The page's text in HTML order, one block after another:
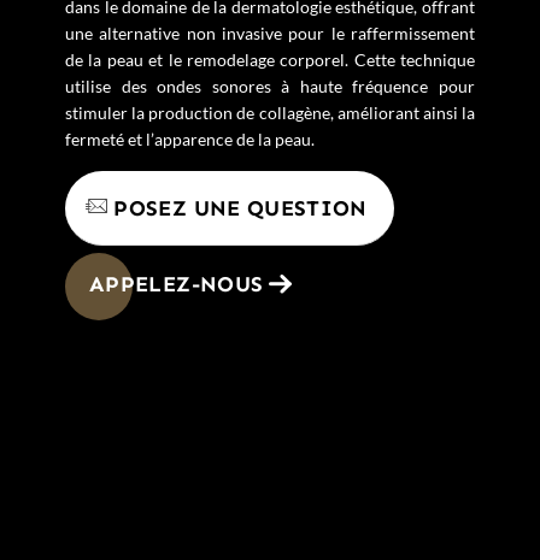
dans le domaine de la dermatologie esthétique, offrant
une alternative non invasive pour le raffermissement
de la peau et le remodelage corporel. Cette technique
utilise des ondes sonores à haute fréquence pour
stimuler la production de collagène, améliorant ainsi la
fermeté et l’apparence de la peau.
POSEZ UNE QUESTION
APPELEZ-NOUS